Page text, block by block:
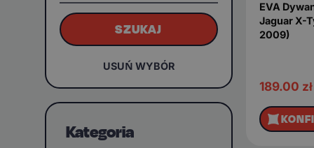
SZUKAJ
USUŃ WYBÓR
Kategoria
EVA
Jaguar X-
2009)
189.00 zł